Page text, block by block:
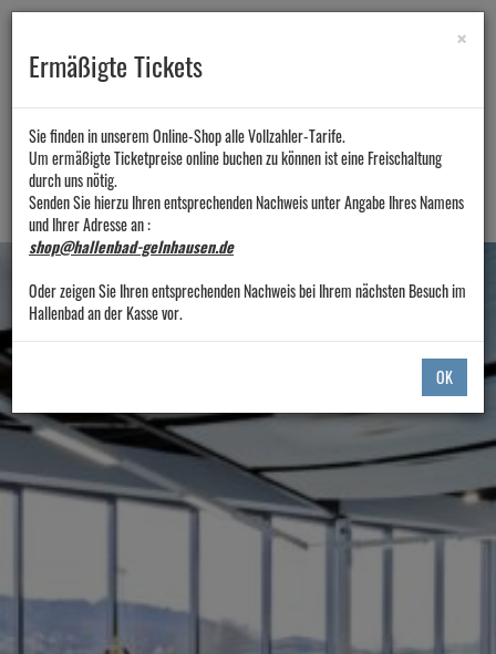
Menü
×
Ermäßigte Tickets
Sie finden in unserem Online-Shop alle Vollzahler-Tarife.
Um ermäßigte Ticketpreise online buchen zu können ist eine Freischaltung
durch uns nötig.
Senden Sie hierzu Ihren entsprechenden Nachweis unter Angabe Ihres Namens
und Ihrer Adresse an :
shop@hallenbad-gelnhausen.de
Oder zeigen Sie Ihren entsprechenden Nachweis bei Ihrem nächsten Besuch im
Hallenbad an der Kasse vor.
OK